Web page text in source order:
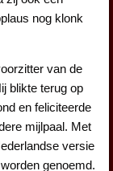
nog klonk
van de
blikte terug op
en feliciteerde
mijlpaal. Met
versie
genoemd.